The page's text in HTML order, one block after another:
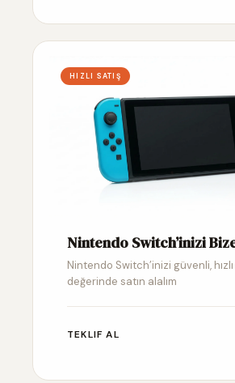
HIZLI SATIŞ
Nintendo Switch’inizi
Nintendo Switch’inizi güvenli,
değerinde satın alalım
TEKLIF AL